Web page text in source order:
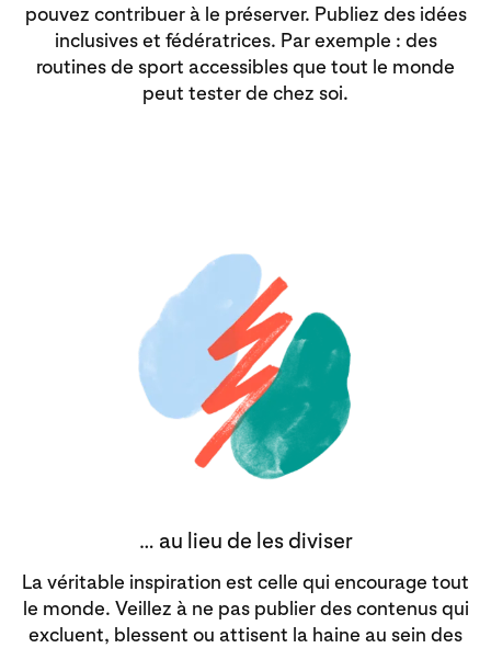
pouvez contribuer à le préserver. Publiez des idées
inclusives et fédératrices. Par exemple : des
routines de sport accessibles que tout le monde
peut tester de chez soi.
… au lieu de les diviser
La véritable inspiration est celle qui encourage tout
le monde. Veillez à ne pas publier des contenus qui
excluent, blessent ou attisent la haine au sein des